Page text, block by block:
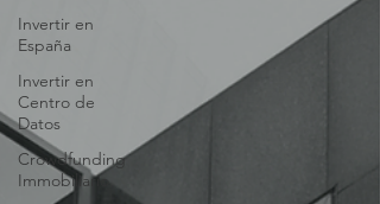
Invertir en
España
Invertir en
Centro de
Datos
Crowdfunding
Immobiliario